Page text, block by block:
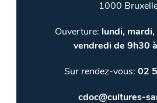
1000
Ouverture: lundi,
vendredi de 9h30
Sur rendez-vous: 02
cdoc@cultures-